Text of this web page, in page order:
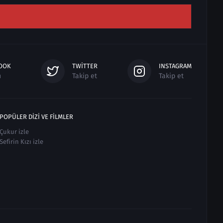
TWITTER
Takip et
INSTAGRAM
Takip et
POPÜLER DIZI VE FILMLER
Çukur izle
Sefirin Kızı izle